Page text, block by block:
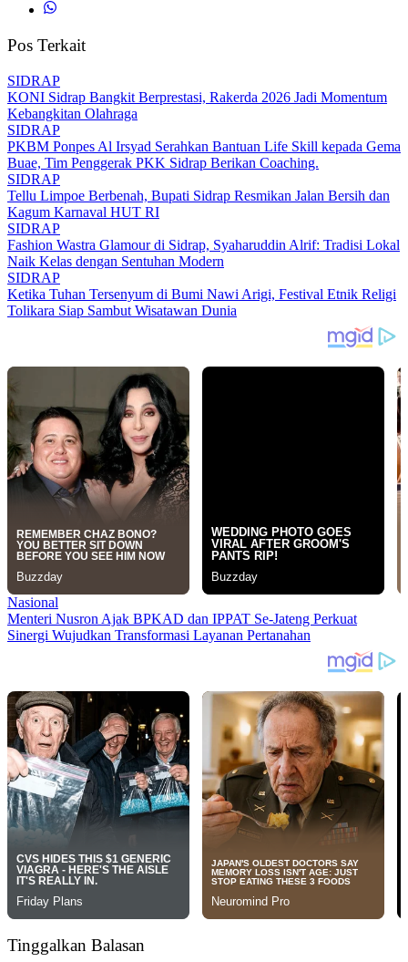
Pos Terkait
SIDRAP
KONI Sidrap Bangkit Berprestasi, Rakerda 2026 Jadi Momentum
Kebangkitan Olahraga
SIDRAP
PKBM Ponpes Al Irsyad Serahkan Bantuan Life Skill kepada Gema
Buae, Tim Penggerak PKK Sidrap Berikan Coaching.
SIDRAP
Tellu Limpoe Berbenah, Bupati Sidrap Resmikan Jalan Bersih dan
Kagum Karnaval HUT RI
SIDRAP
Fashion Wastra Glamour di Sidrap, Syaharuddin Alrif: Tradisi Lokal
Naik Kelas dengan Sentuhan Modern
SIDRAP
Ketika Tuhan Tersenyum di Bumi Nawi Arigi, Festival Etnik Religi
Tolikara Siap Sambut Wisatawan Dunia
Nasional
Menteri Nusron Ajak BPKAD dan IPPAT Se-Jateng Perkuat
Sinergi Wujudkan Transformasi Layanan Pertanahan
Tinggalkan Balasan